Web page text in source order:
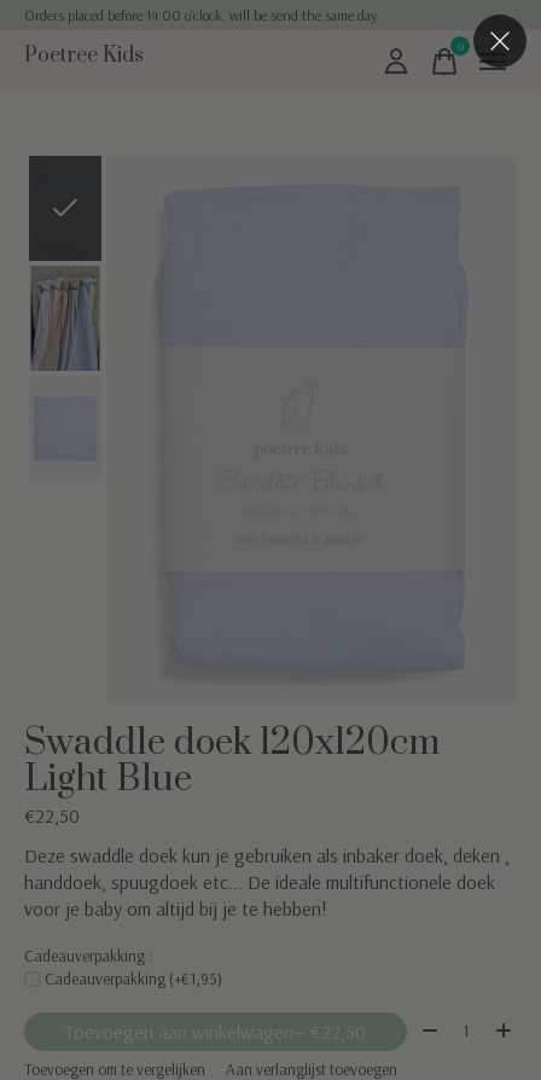
Orders placed before 14:00 o'clock, will be send the same day
Poetree Kids 0items
Swaddle doek 120x120cm
Light Blue
€22,50
Deze swaddle doek kun je gebruiken als inbaker doek, deken ,
handdoek, spuugdoek etc... De ideale multifunctionele doek
voor je baby om altijd bij je te hebben!
Cadeauverpakking :
Cadeauverpakking (+€1,95)
Toevoegen aan winkelwagen — €22,50 Aantal:
Toevoegen om te vergelijken Aan verlanglijst toevoegen